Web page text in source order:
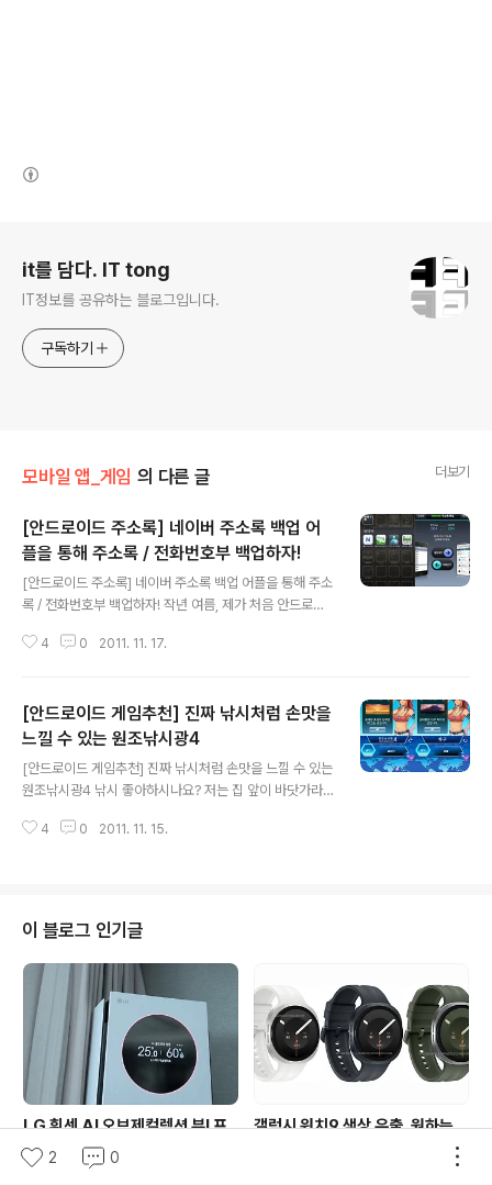
it를 담다. IT tong
IT정보를 공유하는 블로그입니다.
구독하기
모바일 앱_게임 의 다른 글 더보기
[안드로이드 주소록] 네이버 주소록 백업 어
플을 통해 주소록 / 전화번호부 백업하자!
[안드로이드 주소록] 네이버 주소록 백업 어플을 통해 주소
록 / 전화번호부 백업하자! 작년 여름, 제가 처음 안드로이
록을 옮기기란 쉽지 않은 일이었습니다. 당시 구글 주소록
구매하면서 안드로이드폰에서 아이폰으로 주소록 옮기는
작업을 해야했는데요. 이와 같이 아이폰->안드로이드폰,
안드로이드폰->아이폰으로 기기를 바꾸면서 전화번호부
를 옮기는 분들에게 좋은 팁이 있어 소개합니다. 안드로이
드의 경우에는 구글 계정을 연동하면 자동으로 구글 주소
록과 내 스마트폰 주소록이 동기화하는데, 주소록의 경우
4 0 2011. 11. 17.
[안드로이드 게임추천] 진짜 낚시처럼 손맛을
느낄 수 있는 원조낚시광4
[안드로이드 게임추천] 진짜 낚시처럼 손맛을 느낄 수 있는
원조낚시광4 낚시 좋아하시나요? 저는 집 앞이 바닷가라
요. 그래서인지 피쳐폰시절부터 낚시게임이 있으면 다운받
2, 3 버전에 비해 더욱 커진 스케일과 화려하고 뛰어난 그
래픽이 일품인데요. 단순히 눈에 보이는 것 뿐만 아니라 기
존 시리즈의 뛰어넘는 조작감과 퀘스트, 코스튬이 업그레
이드되었습니다. 원조낚시광4는 티스토어에서 5천원에 다
운받을 수 있었습니다. 메뉴는 게임시작, 도감열람, 게임설
명, 환경설정, 이벤트 5개의 메뉴로 구성되어..
4 0 2011. 11. 15.
이 블로그 인기글
LG 휘센 AI 오브제컬렉션 뷰I 프
로 에어컨 한 달 사용 후기: AI콜드
프리와 AI음성인식이 가져온 변화
갤럭시 워치9 색상 유출, 원하는
컬러 선택하면 스트랩도 함께 정해
2 0